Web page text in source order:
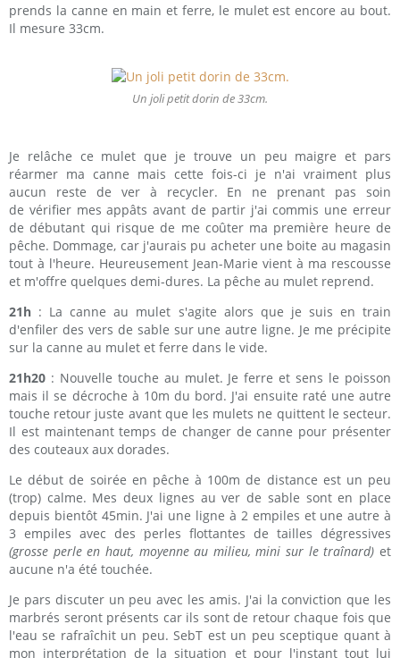
prends la canne en main et ferre, le mulet est encore au bout.
Il mesure 33cm.
Un joli petit dorin de 33cm.
Je relâche ce mulet que je trouve un peu maigre et pars
réarmer ma canne mais cette fois-ci je n'ai vraiment plus
aucun reste de ver à recycler. En ne prenant pas soin
de vérifier mes appâts avant de partir j'ai commis une erreur
de débutant qui risque de me coûter ma première heure de
pêche. Dommage, car j'aurais pu acheter une boite au magasin
tout à l'heure. Heureusement Jean-Marie vient à ma rescousse
et m'offre quelques demi-dures. La pêche au mulet reprend.
21h : La canne au mulet s'agite alors que je suis en train
d'enfiler des vers de sable sur une autre ligne. Je me précipite
sur la canne au mulet et ferre dans le vide.
21h20 : Nouvelle touche au mulet. Je ferre et sens le poisson
mais il se décroche à 10m du bord. J'ai ensuite raté une autre
touche retour juste avant que les mulets ne quittent le secteur.
Il est maintenant temps de changer de canne pour présenter
des couteaux aux dorades.
Le début de soirée en pêche à 100m de distance est un peu
(trop) calme. Mes deux lignes au ver de sable sont en place
depuis bientôt 45min. J'ai une ligne à 2 empiles et une autre à
3 empiles avec des perles flottantes de tailles dégressives
(grosse perle en haut, moyenne au milieu, mini sur le traînard) et
aucune n'a été touchée.
Je pars discuter un peu avec les amis. J'ai la conviction que les
marbrés seront présents car ils sont de retour chaque fois que
l'eau se rafraîchit un peu. SebT est un peu sceptique quant à
mon interprétation de la situation et pour l'instant tout lui